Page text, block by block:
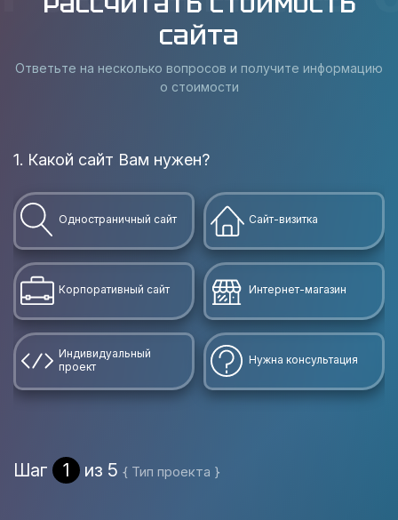
сайта
Ответьте на несколько вопросов и получите информацию
о стоимости
1. Какой сайт Вам нужен?
Одностраничный сайт Сайт-визитка
Корпоративный сайт Интернет-магазин
Индивидуальный
проект
Нужна консультация
Шаг 1 из 5 { Тип проекта }